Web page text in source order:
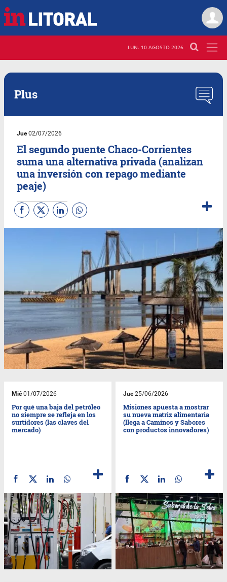
LUN. 10 AGOSTO 2026
Plus
Jue02/07/2026
El segundo puente Chaco-Corrientes
suma una alternativa privada (analizan
una inversión con repago mediante
peaje)
Mié01/07/2026
Por qué una baja del petróleo
no siempre se refleja en los
surtidores (las claves del
mercado)
Jue25/06/2026
Misiones apuesta a mostrar
su nueva matriz alimentaria
(llega a Caminos y Sabores
con productos innovadores)